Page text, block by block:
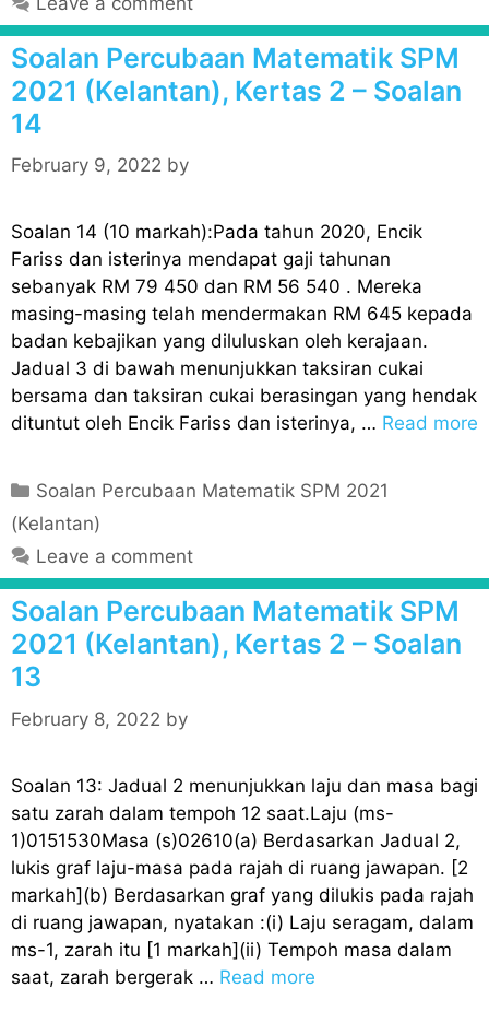
e
g
o
r
i
s
Soalan Percubaan Matematik SPM
2021 (Kelantan), Kertas 2 – Soalan
14
February 9, 2022 by
Soalan 14 (10 markah):Pada tahun 2020, Encik
Fariss dan isterinya mendapat gaji tahunan
sebanyak RM 79 450 dan RM 56 540 . Mereka
masing-masing telah mendermakan RM 645 kepada
badan kebajikan yang diluluskan oleh kerajaan.
Jadual 3 di bawah menunjukkan taksiran cukai
bersama dan taksiran cukai berasingan yang hendak
dituntut oleh Encik Fariss dan isterinya, … Read more
C
a
e
o
r
i
s
Soalan Percubaan Matematik SPM 2021
(Kelantan)
Leave a comment
Soalan Percubaan Matematik SPM
2021 (Kelantan), Kertas 2 – Soalan
13
February 8, 2022 by
Soalan 13: Jadual 2 menunjukkan laju dan masa bagi
satu zarah dalam tempoh 12 saat.Laju (ms-
1)0151530Masa (s)02610(a) Berdasarkan Jadual 2,
lukis graf laju-masa pada rajah di ruang jawapan. [2
markah](b) Berdasarkan graf yang dilukis pada rajah
di ruang jawapan, nyatakan :(i) Laju seragam, dalam
ms-1, zarah itu [1 markah](ii) Tempoh masa dalam
saat, zarah bergerak … Read more